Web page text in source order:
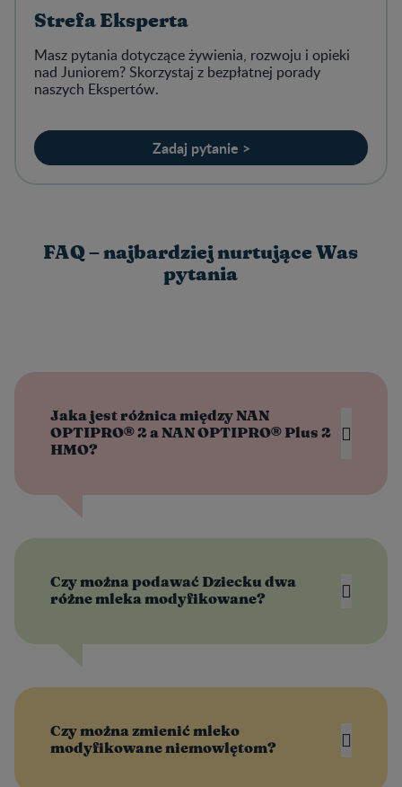
Strefa Eksperta
Masz pytania dotyczące żywienia, rozwoju i opieki
nad Juniorem? Skorzystaj z bezpłatnej porady
naszych Ekspertów.
Zadaj pytanie >
FAQ – najbardziej nurtujące Was
pytania
Jaka jest różnica między NAN
OPTIPRO® 2 a NAN OPTIPRO® Plus 2
HMO?
®
Czy można podawać Dziecku dwa
różne mleka modyfikowane?
Czy można zmienić mleko
modyfikowane niemowlętom?